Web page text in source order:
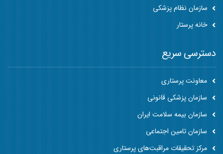
سازمان نظام پزشکی
خانه پرستار
دسترسی سریع
معاونت پرستاری
سازمان پزشکی قانونی
سازمان بیمه سلامت ایران
سازمان تامین اجتماعی
مرکز تحقیقات مراقبت‌های پرستاری